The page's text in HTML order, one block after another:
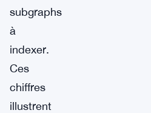
subgraphs
à
indexer.
Ces
chiffres
illustrent